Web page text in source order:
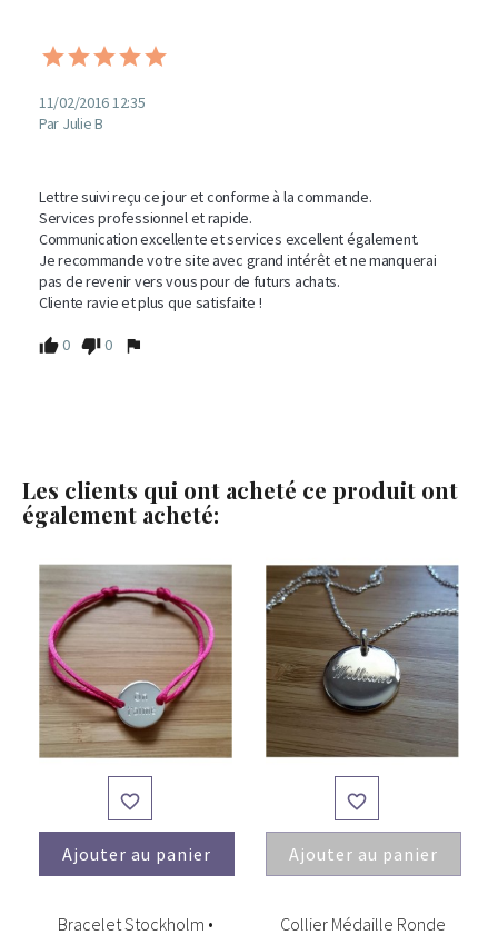
11/02/2016 12:35
Par Julie B
Lettre suivi reçu ce jour et conforme à la commande.
Services professionnel et rapide.
Communication excellente et services excellent également.
Je recommande votre site avec grand intérêt et ne manquerai
pas de revenir vers vous pour de futurs achats.
Cliente ravie et plus que satisfaite !
0 0
Les clients qui ont acheté ce produit ont
également acheté:

Ajouter au panier
Bracelet Stockholm •

Ajouter au panier
Collier Médaille Ronde